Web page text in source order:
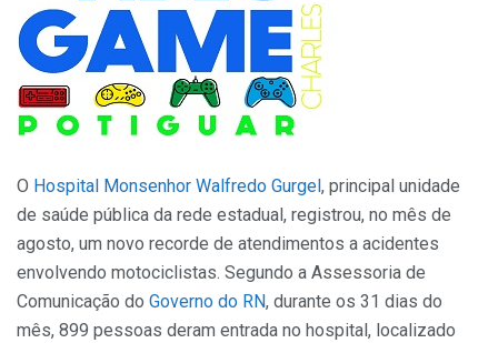
O Hospital Monsenhor Walfredo Gurgel, principal unidade
de saúde pública da rede estadual, registrou, no mês de
agosto, um novo recorde de atendimentos a acidentes
envolvendo motociclistas. Segundo a Assessoria de
Comunicação do Governo do RN, durante os 31 dias do
mês, 899 pessoas deram entrada no hospital, localizado